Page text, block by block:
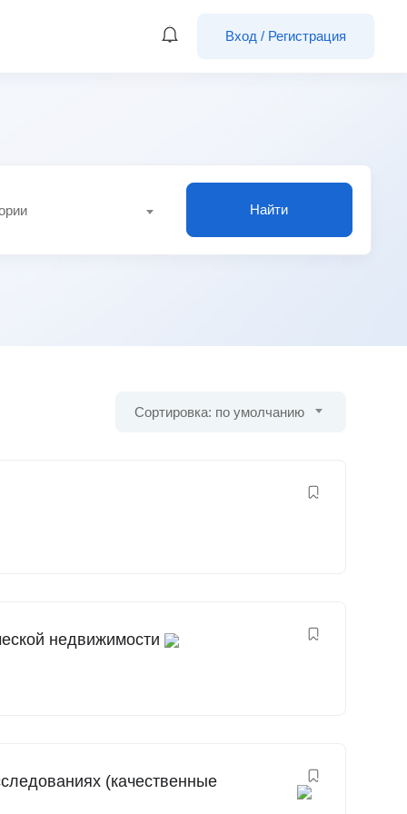
Вход / Регистрация
Найти
Сортировка: по умолчанию
недвижимости
(качественные